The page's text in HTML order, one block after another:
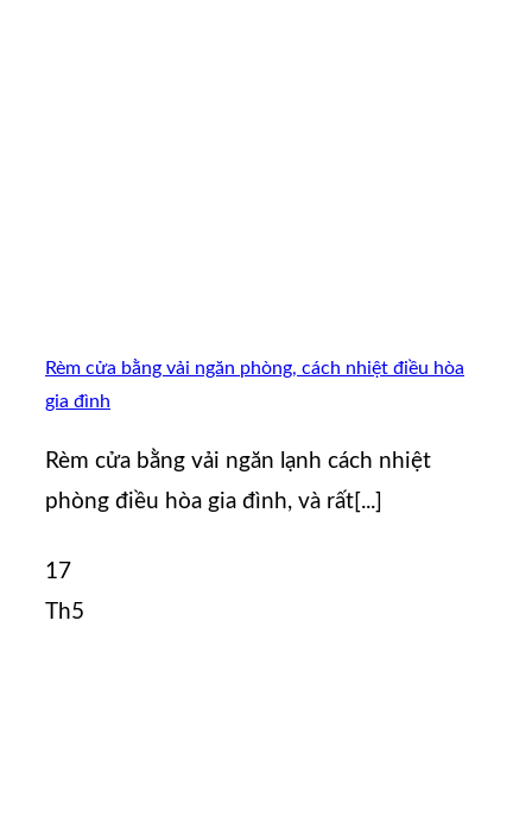
Rèm cửa bằng vải ngăn phòng, cách nhiệt điều hòa
gia đình
Rèm cửa bằng vải ngăn lạnh cách nhiệt
phòng điều hòa gia đình, và rất[...]
17
Th5